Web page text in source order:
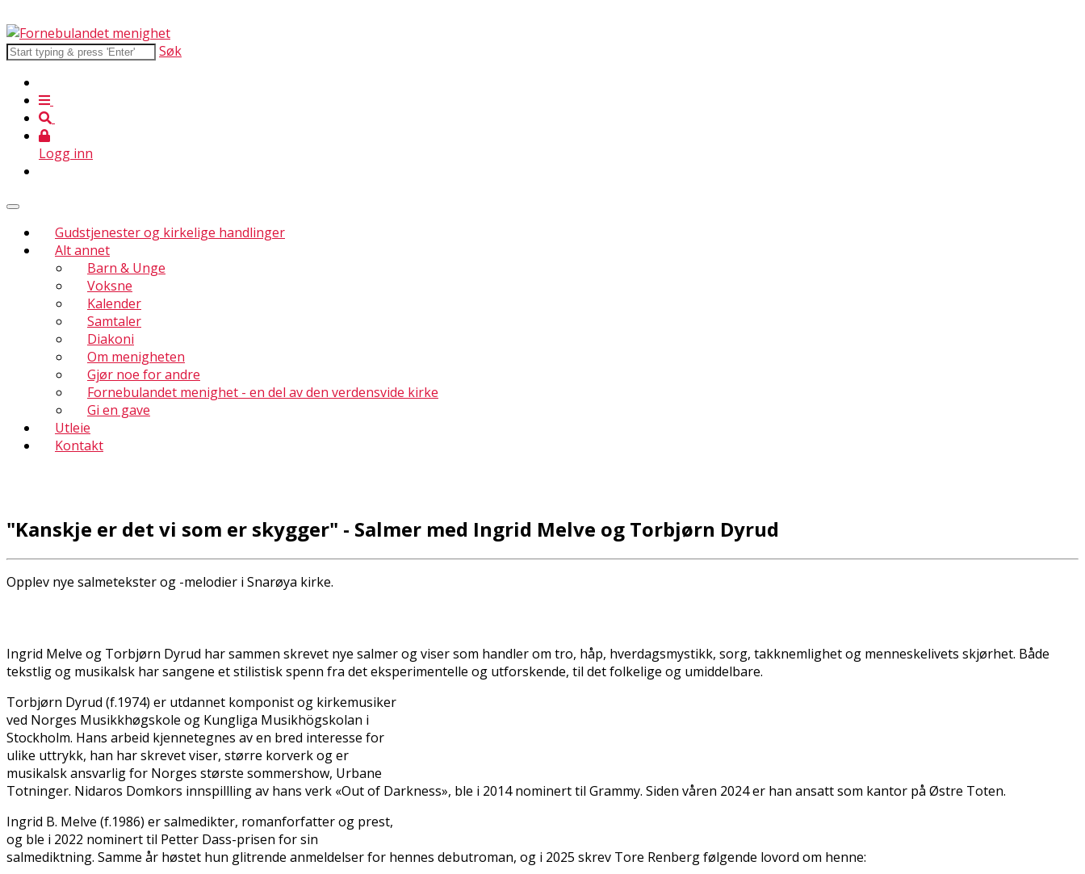
Søk
Logg inn
Gudstjenester og kirkelige handlinger
Alt annet
Barn & Unge
Voksne
Kalender
Samtaler
Diakoni
Om menigheten
Gjør noe for andre
Fornebulandet menighet - en del av den verdensvide kirke
Gi en gave
Utleie
Kontakt
"Kanskje er det vi som er skygger" - Salmer med Ingrid Melve og Torbjørn Dyrud
Opplev nye salmetekster og -melodier i Snarøya kirke.
Ingrid Melve og Torbjørn Dyrud har sammen skrevet nye salmer og viser som handler om tro, håp, hverdagsmystikk, sorg, takknemlighet og menneskelivets skjørhet. Både
tekstlig og musikalsk har sangene et stilistisk spenn fra det eksperimentelle og utforskende, til det folkelige og umiddelbare.
Torbjørn Dyrud (f.1974) er utdannet komponist og kirkemusiker
ved Norges Musikkhøgskole og Kungliga Musikhögskolan i
Stockholm. Hans arbeid kjennetegnes av en bred interesse for
ulike uttrykk, han har skrevet viser, større korverk og er
musikalsk ansvarlig for Norges største sommershow, Urbane
Totninger. Nidaros Domkors innspillling av hans verk «Out of Darkness», ble i 2014 nominert til Grammy. Siden våren 2024 er han ansatt som kantor på Østre Toten.
Ingrid B. Melve (f.1986) er salmedikter, romanforfatter og prest,
og ble i 2022 nominert til Petter Dass-prisen for sin
salmediktning. Samme år høstet hun glitrende anmeldelser for hennes debutroman, og i 2025 skrev Tore Renberg følgende lovord om henne: